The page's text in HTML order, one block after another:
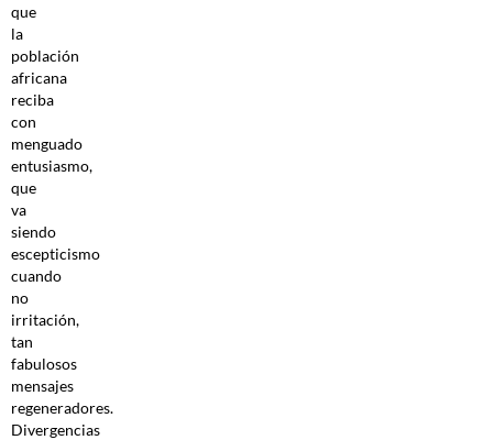
que
la
población
africana
reciba
con
menguado
entusiasmo,
que
va
siendo
escepticismo
cuando
no
irritación,
tan
fabulosos
mensajes
regeneradores.
Divergencias